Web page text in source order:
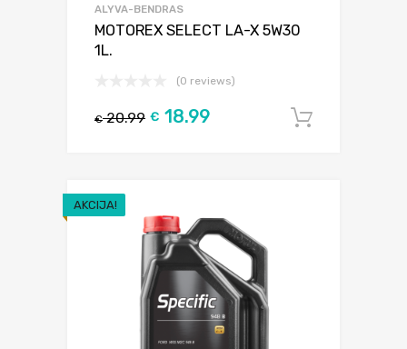
ALYVA-BENDRAS
MOTOREX SELECT LA-X 5W30
1L.
(0 reviews)
€20.99 € 18.99
AKCIJA!